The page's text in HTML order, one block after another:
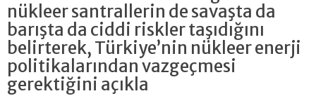
nükleer santrallerin de savaşta da
barışta da ciddi riskler taşıdığını
belirterek, Türkiye’nin nükleer enerji
politikalarından vazgeçmesi
gerektiğini açıkla